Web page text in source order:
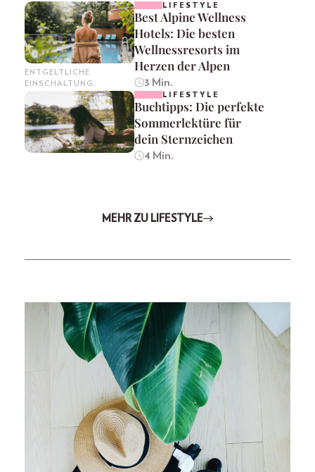
ENTGELTLICHE
EINSCHALTUNG
LIFESTYLE
Best Alpine Wellness
Hotels: Die besten
Wellnessresorts im
Herzen der Alpen
3 Min.
LIFESTYLE
Buchtipps: Die perfekte
Sommerlektüre für
dein Sternzeichen
4 Min.
MEHR ZU LIFESTYLE